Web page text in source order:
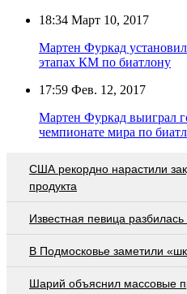
18:34 Март 10, 2017
Мартен Фуркад
этапах КМ по биатлону
17:59 Фев. 12, 2017
Мартен Фуркад выиграл
чемпионате мира по
США рекордно нарастили
продукта
Известная певица
В Подмосковье заметили
Шарий объяснил массовые